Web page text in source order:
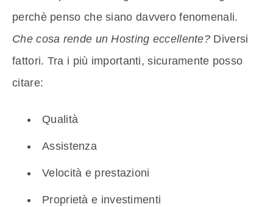
perchè penso che siano davvero fenomenali.
Che cosa rende un Hosting eccellente? Diversi
fattori. Tra i più importanti, sicuramente posso
citare:
Qualità
Assistenza
Velocità e prestazioni
Proprietà e investimenti